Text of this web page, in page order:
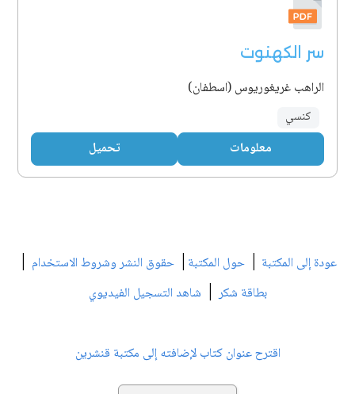
سر الكهنوت
الراهب غريغوريوس (اسطفان)
كنسي
معلومات تحميل
عودة إلى المكتبة | حول المكتبة | حقوق النشر وشروط الاستخدام |
بطاقة شكر| شاهد التسجيل الفيديوي
اقترح عنوان كتاب لإضافته إلى مكتبة قنشرين